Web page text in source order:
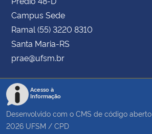
Campus Sede
Ramal (55) 3220 8310
Santa Maria-RS
prae@ufsm.br
Acesso à
Informação
Desenvolvido com o CMS de código aberto
2026 UFSM / CPD